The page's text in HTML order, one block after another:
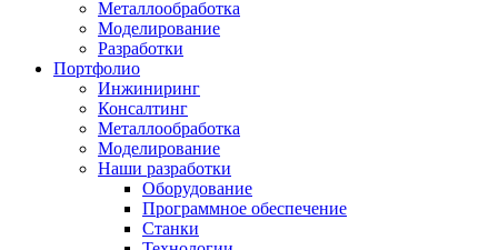
Металлообработка
Моделирование
Разработки
Портфолио
Инжиниринг
Консалтинг
Металлообработка
Моделирование
Наши разработки
Оборудование
Программное обеспечение
Станки